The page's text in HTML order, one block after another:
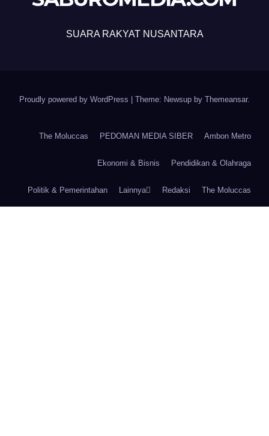
SUARA RAKYAT NUSANTARA
Proudly powered by WordPress Theme: Newsup by Themeansar.
The Moluccas PEDOMAN MEDIA SIBER Ambon Metro
Ekonomi & Bisnis Pendidikan & Olahraga
Politik & Pemerintahan Lainnya Redaksi The Moluccas